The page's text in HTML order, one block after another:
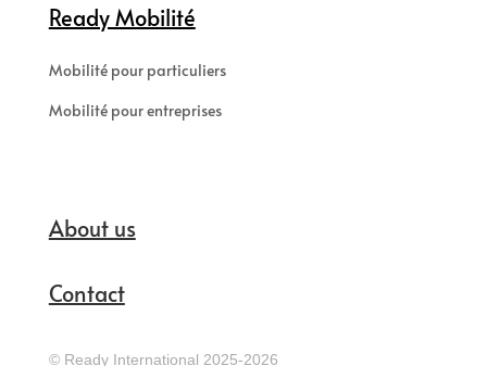
Ready Mobilité
Mobilité pour particuliers
Mobilité pour entreprises
About us
Contact
© Ready International 2025-2026